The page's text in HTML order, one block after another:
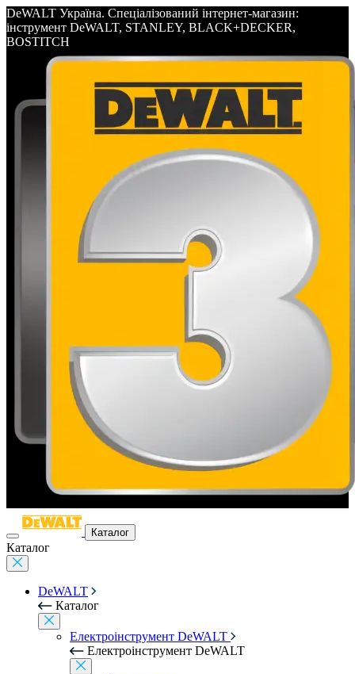
DeWALT Україна. Спеціалізований інтернет-магазин:
інструмент DeWALT, STANLEY, BLACK+DECKER,
BOSTITCH
Каталог
Каталог
DeWALT
Каталог
Електроінструмент DeWALT
Електроінструмент DeWALT